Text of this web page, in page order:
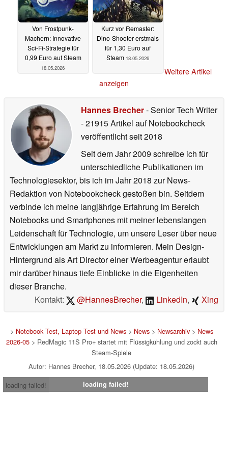
Von Frostpunk-
Machern: Innovative
Sci-Fi-Strategie für
0,99 Euro auf Steam
18.05.2026
Kurz vor Remaster:
Dino-Shooter erstmals
für 1,30 Euro auf
Steam 18.05.2026
Weitere Artikel
anzeigen
Hannes Brecher- Senior Tech Writer
- 21915 Artikel auf Notebookcheck
veröffentlichtseit 2018
Seit dem Jahr 2009 schreibe ich für
unterschiedliche Publikationen im
Technologiesektor, bis ich im Jahr 2018 zur News-
Redaktion von Notebookcheck gestoßen bin. Seitdem
verbinde ich meine langjährige Erfahrung im Bereich
Notebooks und Smartphones mit meiner lebenslangen
Leidenschaft für Technologie, um unsere Leser über neue
Entwicklungen am Markt zu informieren. Mein Design-
Hintergrund als Art Director einer Werbeagentur erlaubt
mir darüber hinaus tiefe Einblicke in die Eigenheiten
dieser Branche.
Kontakt:
@HannesBrecher, LinkedIn, Xing
> Notebook Test, Laptop Test und News> News> Newsarchiv> News
2026-05> RedMagic 11S Pro+ startet mit Flüssigkühlung und zockt auch
Steam-Spiele
Autor: Hannes Brecher, 18.05.2026 (Update: 18.05.2026)
loading failed!
loading failed!